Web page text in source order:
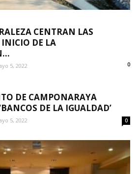
CENTRAN LAS
DE LA
5, 2022 0
DE CAMPONARAYA
DE LA IGUALDAD’
5, 2022 0